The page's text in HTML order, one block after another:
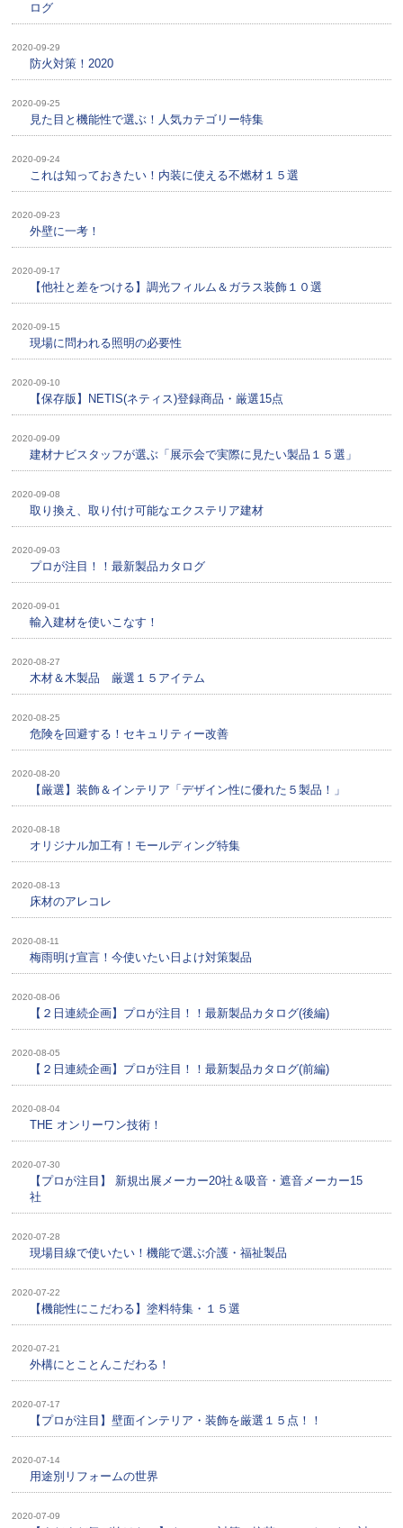
ログ
2020-09-29
防火対策！2020
2020-09-25
見た目と機能性で選ぶ！人気カテゴリー特集
2020-09-24
これは知っておきたい！内装に使える不燃材１５選
2020-09-23
外壁に一考！
2020-09-17
【他社と差をつける】調光フィルム＆ガラス装飾１０選
2020-09-15
現場に問われる照明の必要性
2020-09-10
【保存版】NETIS(ネティス)登録商品・厳選15点
2020-09-09
建材ナビスタッフが選ぶ「展示会で実際に見たい製品１５選」
2020-09-08
取り換え、取り付け可能なエクステリア建材
2020-09-03
プロが注目！！最新製品カタログ
2020-09-01
輸入建材を使いこなす！
2020-08-27
木材＆木製品 厳選１５アイテム
2020-08-25
危険を回避する！セキュリティー改善
2020-08-20
【厳選】装飾＆インテリア「デザイン性に優れた５製品！」
2020-08-18
オリジナル加工有！モールディング特集
2020-08-13
床材のアレコレ
2020-08-11
梅雨明け宣言！今使いたい日よけ対策製品
2020-08-06
【２日連続企画】プロが注目！！最新製品カタログ(後編)
2020-08-05
【２日連続企画】プロが注目！！最新製品カタログ(前編)
2020-08-04
THE オンリーワン技術！
2020-07-30
【プロが注目】 新規出展メーカー20社＆吸音・遮音メーカー15
社
2020-07-28
現場目線で使いたい！機能で選ぶ介護・福祉製品
2020-07-22
【機能性にこだわる】塗料特集・１５選
2020-07-21
外構にとことんこだわる！
2020-07-17
【プロが注目】壁面インテリア・装飾を厳選１５点！！
2020-07-14
用途別リフォームの世界
2020-07-09